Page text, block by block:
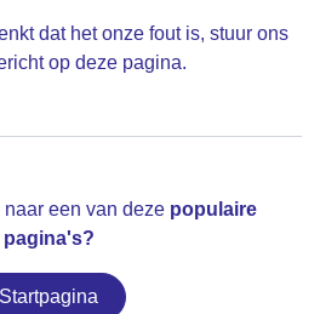
dat het onze fout is, stuur ons dan
opdeze pagina.
van dezepopulaire pagina's?
Startpagina